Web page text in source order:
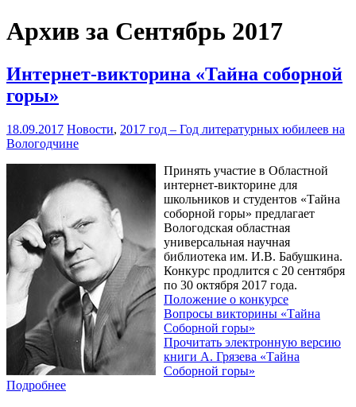
Архив за Сентябрь 2017
Интернет-викторина «Тайна соборной
горы»
18.09.2017 Новости, 2017 год – Год литературных юбилеев на
Вологодчине
Принять участие в Областной
интернет-викторине для
школьников и студентов «Тайна
соборной горы» предлагает
Вологодская областная
универсальная научная
библиотека им. И.В. Бабушкина.
Конкурс продлится с 20 сентября
по 30 октября 2017 года.
Положение о конкурсе
Вопросы викторины «Тайна
Соборной горы»
Прочитать электронную версию
книги А. Грязева «Тайна
Соборной горы»
Подробнее